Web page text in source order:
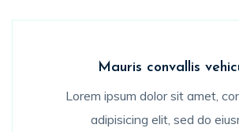
Mauris convallis
Lorem ipsum dolor sit amet,
adipisicing elit, sed do